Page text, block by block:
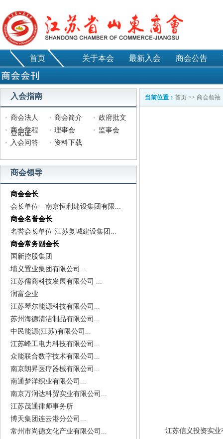
首页 关于本会 最新入会 商会公告
入会指南
商会法人
登记证
商会简介
政府批文
商会章程
理事会
监事会
入会问答
资料下载
商会领导
商会会长
会长单位—南京恒利建设集团有限...
商会名誉会长
名誉会长单位-江苏复城建设集团...
商会常务副会长
国新控股集团
埔义置业集团有限公司...
江苏儒商科技发展有限公司 ...
润富企业
江苏琴尔能源科技有限公司...
苏州海德清洁制品有限公司...
中民能源(江苏)有限公司...
江苏峰工电力科技有限公司...
众能联合数字技术有限公司...
南京朗昇医疗器械有限公司...
南通梦洋织业有限公司...
南京万润达科贸实业有限公司...
江苏茂通律师事务所
博天集团连云港分公司...
常州市尚德文化产业有限公司...
当前位置： 首页 >> 商会领袖
江苏信义投资实